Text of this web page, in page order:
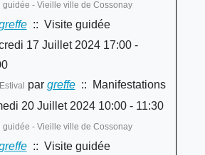
guidée - Vieille ville de Cossonay
:: Visite guidée
17 Juillet 2024 17:00 -
par greffe:: Manifestations
20 Juillet 2024 10:00 - 11:30
guidée - Vieille ville de Cossonay
:: Visite guidée